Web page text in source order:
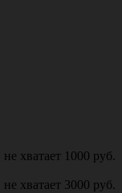
не хватает 1000 руб.
не хватает 3000 руб.